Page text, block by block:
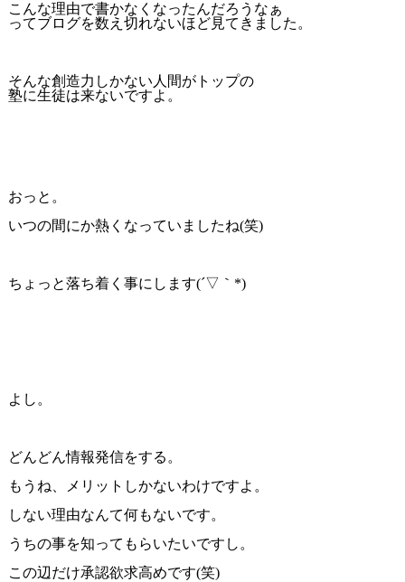
こんな理由で書かなくなったんだろうなぁ
ってブログを数え切れないほど見てきました。
そんな創造力しかない人間がトップの
塾に生徒は来ないですよ。
おっと。
いつの間にか熱くなっていましたね(笑)
ちょっと落ち着く事にします(´▽｀*)
よし。
どんどん情報発信をする。
もうね、メリットしかないわけですよ。
しない理由なんて何もないです。
うちの事を知ってもらいたいですし。
この辺だけ承認欲求高めです(笑)